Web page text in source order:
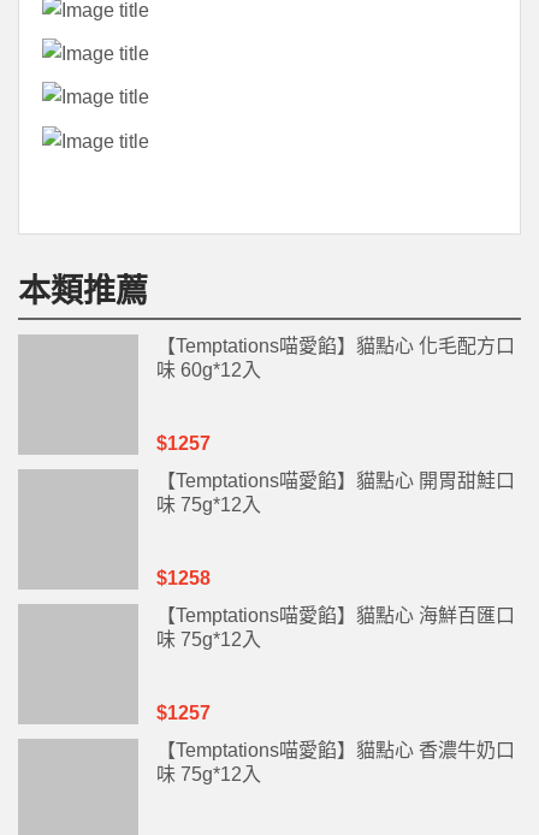
本類推薦
【Temptations喵愛餡】貓點心 化毛配方口
味 60g*12入
$1257
【Temptations喵愛餡】貓點心 開胃甜鮭口
味 75g*12入
$1258
【Temptations喵愛餡】貓點心 海鮮百匯口
味 75g*12入
$1257
【Temptations喵愛餡】貓點心 香濃牛奶口
味 75g*12入